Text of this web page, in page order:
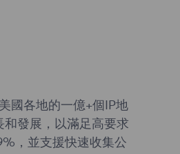
國各地的一億+個IP地
發展，以滿足高要求
，並支援快速收集公